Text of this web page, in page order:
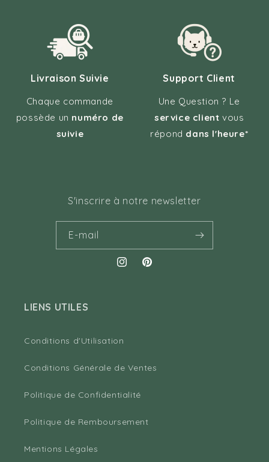
Livraison Suivie
Chaque commande
possède un numéro de
suivie
Support Client
Une Question ? Le
service client vous
répond dans l'heure*
S'inscrire à notre newsletter
E-mail
InstagramPinterest
LIENS UTILES
Conditions d'Utilisation
Conditions Générale de Ventes
Politique de Confidentialité
Politique de Remboursement
Mentions Légales